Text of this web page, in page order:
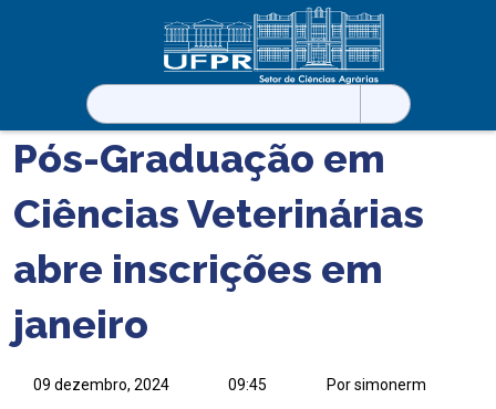
Pesquisar
por:
Pós-Graduação em
Ciências Veterinárias
abre inscrições em
janeiro
09 dezembro, 2024 09:45 Por simonerm